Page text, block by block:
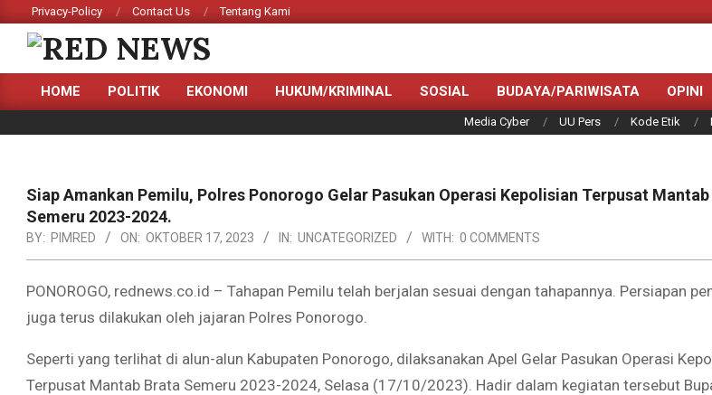
content
Privacy-Policy Contact Us Tentang Kami
RED
NEWS
Primary
HOME POLITIK EKONOMI HUKUM/KRIMINAL SOSIAL BUDAYA/PARIWISATA OPINI
Media Cyber UU Pers Kode Etik
Siap Amankan Pemilu, Polres Ponorogo Gelar Pasukan Operasi Kepolisian Terpusat
Semeru 2023-2024.
BY: PIMRED ON: OKTOBER 17, 2023 IN: UNCATEGORIZED WITH: 0 COMMENTS
PONOROGO, rednews.co.id – Tahapan Pemilu telah berjalan sesuai dengan tahapannya. Persiapan
juga terus dilakukan oleh jajaran Polres Ponorogo.
Seperti yang terlihat di alun-alun Kabupaten Ponorogo, dilaksanakan Apel Gelar Pasukan Operasi
Terpusat Mantab Brata Semeru 2023-2024, Selasa (17/10/2023). Hadir dalam kegiatan tersebut